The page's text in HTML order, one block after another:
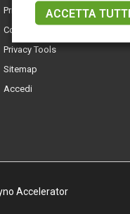
Privacy Policy
Cookie Policy
Privacy Tools
Sitemap
Accedi
Accelerator
ACCETTA TUTTI